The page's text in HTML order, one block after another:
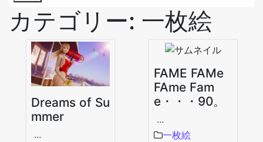
カテゴリー: 一枚絵
Dreams of Su
mmer
…
FAME FAMe
FAme Fam
e・・・90。
…
一枚絵